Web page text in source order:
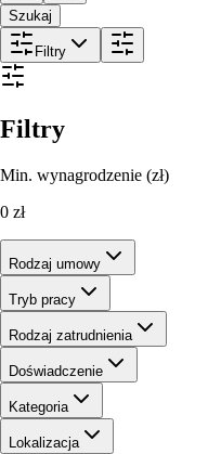
Szukaj
Filtry
Filtry
Min. wynagrodzenie (zł)
0 zł
Rodzaj umowy
Tryb pracy
Rodzaj zatrudnienia
Doświadczenie
Kategoria
Lokalizacja